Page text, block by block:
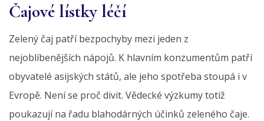
Čajové lístky léčí
Zelený čaj patří bezpochyby mezi jeden z
nejoblíbenějších nápojů. K hlavním konzumentům patří
obyvatelé asijských států, ale jeho spotřeba stoupá i v
Evropě. Není se proč divit. Vědecké výzkumy totiž
poukazují na řadu blahodárných účinků zeleného čaje.